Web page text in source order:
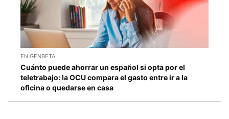
EN GENBETA
Cuánto puede ahorrar un español si opta por el
teletrabajo: la OCU compara el gasto entre ir a la
oficina o quedarse en casa